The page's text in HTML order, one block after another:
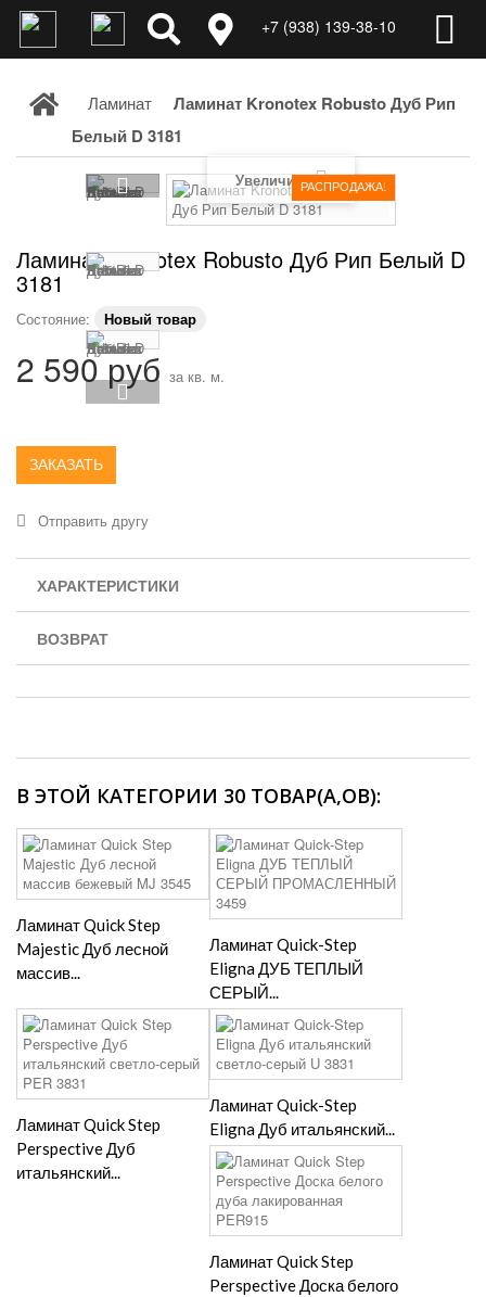
+7 (938) 139-38-10
Ламинат
Ламинат Kronotex Robusto Дуб Рип
Белый D 3181
РАСПРОДАЖА!
Увеличить
Ламинат Kronotex Robusto Дуб Рип Белый D
3181
Состояние: Новый товар
2 590 руб за кв. м.
ЗАКАЗАТЬ
Отправить другу
ХАРАКТЕРИСТИКИ
ВОЗВРАТ
В ЭТОЙ КАТЕГОРИИ 30 ТОВАР(А,ОВ):
Ламинат Quick Step
Majestic Дуб лесной
массив...
Ламинат Quick-Step
Eligna ДУБ ТЕПЛЫЙ
СЕРЫЙ...
Ламинат Quick Step
Perspective Дуб
итальянский...
Ламинат Quick-Step
Eligna Дуб итальянский...
Ламинат Quick Step
Perspective Доска белого